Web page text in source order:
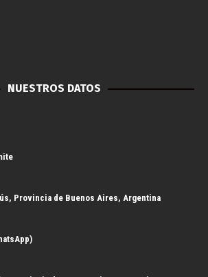
NUESTROS DATOS
Provincia de Buenos Aires, Argentina